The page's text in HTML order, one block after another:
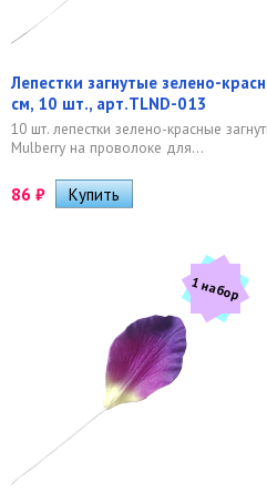
Лепестки загнутые зелено-
см, 10 шт., арт.TLND-013
10 шт. лепестки зелено-красные
Mulberry на проволоке для...
86 ₽
1 набор